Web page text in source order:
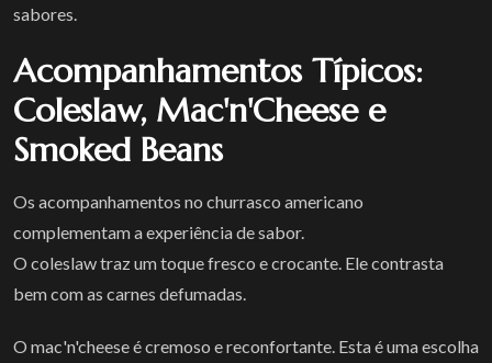
sabores.
Acompanhamentos Típicos:
Coleslaw, Mac'n'Cheese e
Smoked Beans
Os acompanhamentos no churrasco americano
complementam a experiência de sabor.
O coleslaw traz um toque fresco e crocante. Ele contrasta
bem com as carnes defumadas.
O mac'n'cheese é cremoso e reconfortante. Esta é uma escolha